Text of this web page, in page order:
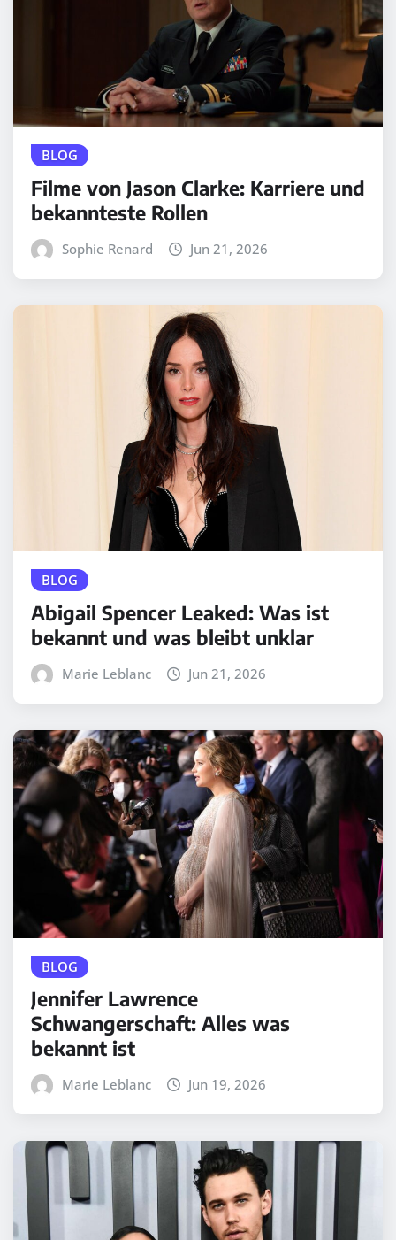
BLOG
Filme von Jason Clarke: Karriere und
bekannteste Rollen
Sophie Renard Jun 21, 2026
BLOG
Abigail Spencer Leaked: Was ist
bekannt und was bleibt unklar
Marie Leblanc Jun 21, 2026
BLOG
Jennifer Lawrence
Schwangerschaft: Alles was
bekannt ist
Marie Leblanc Jun 19, 2026